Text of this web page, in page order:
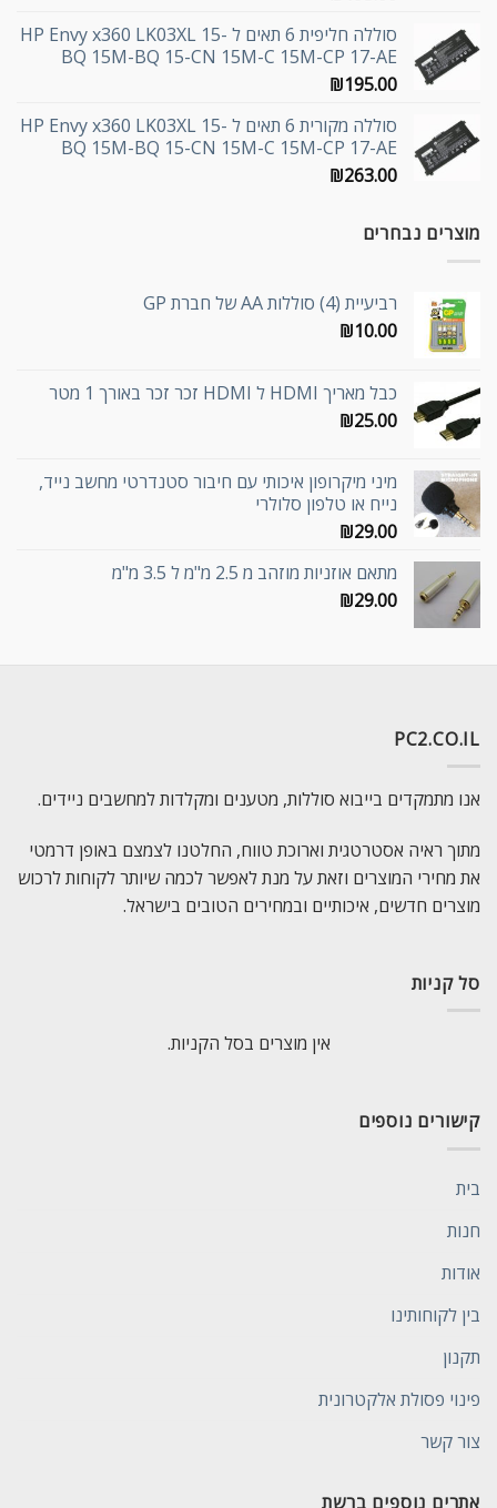
סוללה חליפית 6 תאים ל HP Envy x360 LK03XL 15-
BQ 15M-BQ 15-CN 15M-C 15M-CP 17-AE
₪195.00
סוללה מקורית 6 תאים ל HP Envy x360 LK03XL 15-
BQ 15M-BQ 15-CN 15M-C 15M-CP 17-AE
₪263.00
מוצרים נבחרים
רביעיית (4) סוללות AA של חברת GP
₪10.00
כבל מאריך HDMI ל HDMI זכר זכר באורך 1 מטר
₪25.00
מיני מיקרופון איכותי עם חיבור סטנדרטי מחשב נייד,
נייח או טלפון סלולרי
₪29.00
מתאם אוזניות מוזהב מ 2.5 מ"מ ל 3.5 מ"מ
₪29.00
PC2.CO.IL
אנו מתמקדים בייבוא סוללות, מטענים ומקלדות למחשבים ניידים.
מתוך ראיה אסטרטגית וארוכת טווח, החלטנו לצמצם באופן דרמטי
את מחירי המוצרים וזאת על מנת לאפשר לכמה שיותר לקוחות לרכוש
מוצרים חדשים, איכותיים ובמחירים הטובים בישראל.
סל קניות
אין מוצרים בסל הקניות.
קישורים נוספים
בית
חנות
אודות
בין לקוחותינו
תקנון
פינוי פסולת אלקטרונית
צור קשר
אתרים נוספים ברשת